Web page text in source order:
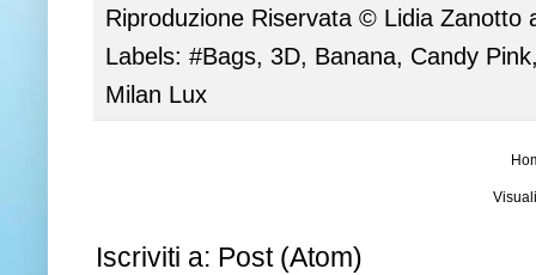
Riproduzione Riservata © Lidia Zanotto
Labels: #Bags, 3D, Banana, Candy Pink
Milan Lux
Iscriviti a: Post (Atom)